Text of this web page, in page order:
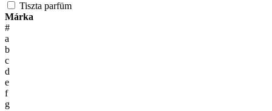
Tiszta parfüm
Márka
#
a
b
c
d
e
f
g